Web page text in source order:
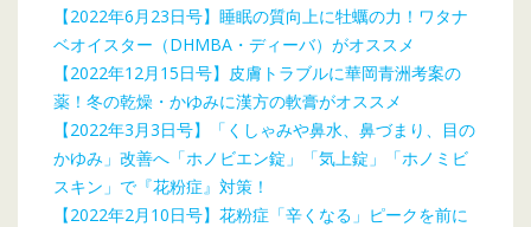
【2022年6月23日号】睡眠の質向上に牡蠣の力！ワタナ
ベオイスター（DHMBA・ディーバ）がオススメ
【2022年12月15日号】皮膚トラブルに華岡青洲考案の
薬！冬の乾燥・かゆみに漢方の軟膏がオススメ
【2022年3月3日号】「くしゃみや鼻水、鼻づまり、目の
かゆみ」改善へ「ホノビエン錠」「気上錠」「ホノミビ
スキン」で『花粉症』対策！
【2022年2月10日号】花粉症「辛くなる」ピークを前に